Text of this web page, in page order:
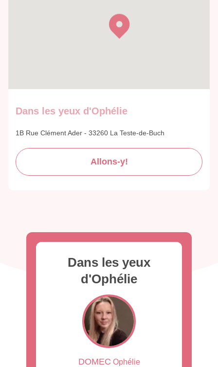
Dans les yeux d'Ophélie
1B Rue Clément Ader - 33260 La Teste-de-Buch
Allons-y!
Dans les yeux
d'Ophélie
DOMEC Ophélie